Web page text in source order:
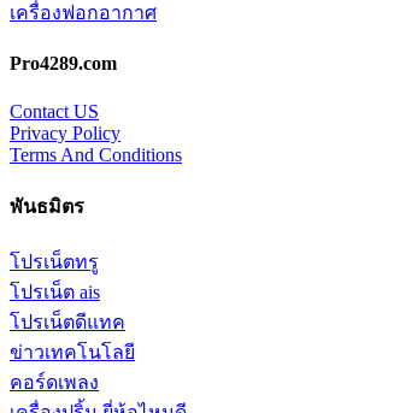
เครื่องฟอกอากาศ
Pro4289.com
Contact US
Privacy Policy
Terms And Conditions
พันธมิตร
โปรเน็ตทรู
โปรเน็ต ais
โปรเน็ตดีแทค
ข่าวเทคโนโลยี
คอร์ดเพลง